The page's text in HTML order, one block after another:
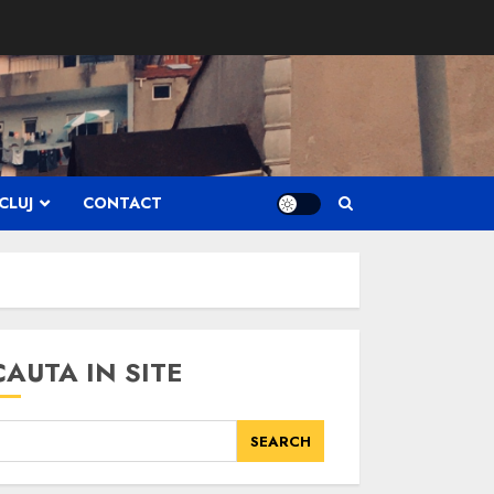
CONTACT
IN SITE
SEARCH